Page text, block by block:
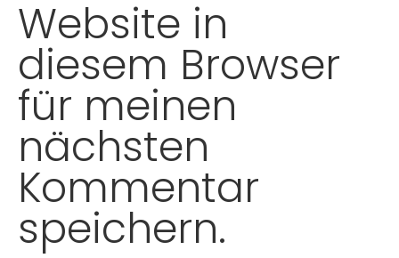
Website in
diesem Browser
für meinen
nächsten
Kommentar
speichern.